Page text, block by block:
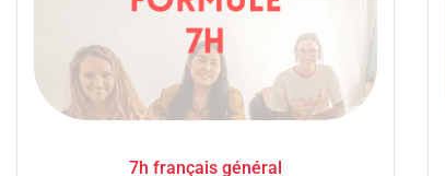
7h français général